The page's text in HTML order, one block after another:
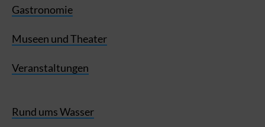
Gastronomie
Museen und Theater
Veranstaltungen
Rund ums Wasser